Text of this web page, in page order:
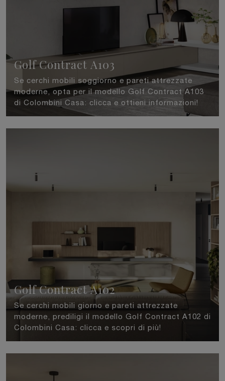
Golf Contract A103
Se cerchi mobili soggiorno e pareti attrezzate
moderne, opta per il modello Golf Contract A103
di Colombini Casa: clicca e ottieni informazioni!
Golf Contract A102
Se cerchi mobili giorno e pareti attrezzate
moderne, prediligi il modello Golf Contract A102 di
Colombini Casa: clicca e scopri di più!